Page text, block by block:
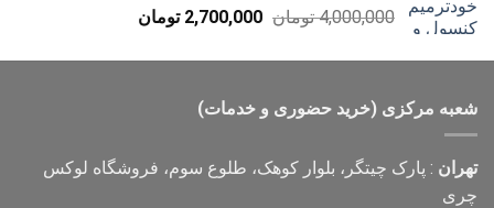
4,000,000 تومان قیمت
4,000,000 تومان
2,700,000 تومانقیمت
2,700,000 تومان
شعبه مرکزی (خرید حضوری و خدمات)
تهران : پارک چیتگر، بلوار کوهک، طلوع سوم، فروشگاه لوکس
چری